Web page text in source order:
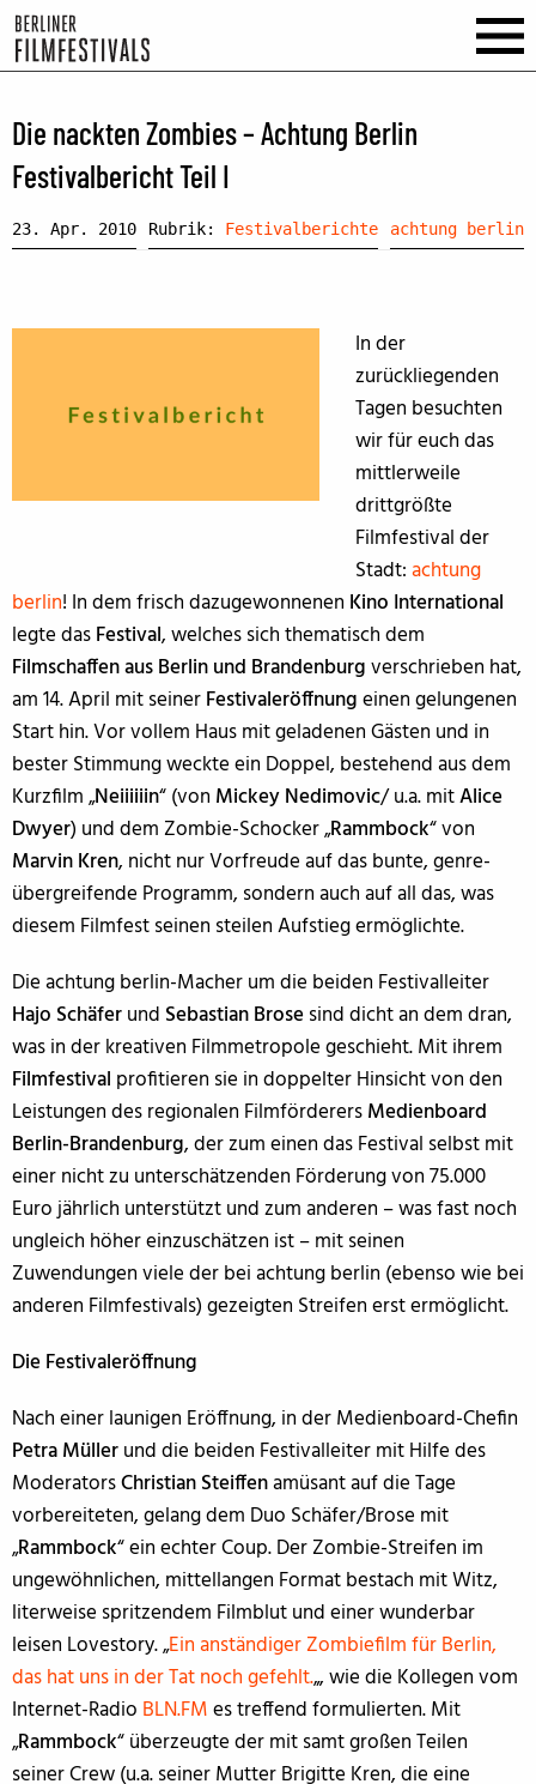
Die nackten Zombies – Achtung Berlin
Festivalbericht Teil I
23. Apr. 2010 Rubrik: Festivalberichte achtung berlin
In der
zurückliegenden
Tagen besuchten
wir für euch das
mittlerweile
drittgrößte
Filmfestival der
Stadt:achtung
berlin! In dem frisch dazugewonnenen Kino International
legte dasFestival, welches sich thematisch dem
Filmschaffen aus Berlin und Brandenburgverschrieben hat,
am 14. April mit seinerFestivaleröffnungeinen gelungenen
Start hin. Vor vollem Haus mit geladenen Gästen und in
bester Stimmung weckte ein Doppel, bestehend aus dem
Kurzfilm „Neiiiiiin“ (von Mickey Nedimovic/ u.a. mitAlice
Dwyer) und dem Zombie-Schocker „Rammbock“ von
Marvin Kren, nicht nur Vorfreude auf das bunte, genre-
übergreifende Programm, sondern auch auf all das, was
diesem Filmfest seinen steilen Aufstieg ermöglichte.
Die achtung berlin-Macher um die beiden Festivalleiter
Hajo Schäferund Sebastian Brosesind dicht an dem dran,
was in der kreativen Filmmetropole geschieht. Mit ihrem
Filmfestival profitieren sie in doppelter Hinsicht von den
Leistungen des regionalen FilmförderersMedienboard
Berlin-Brandenburg, der zum einen das Festival selbst mit
einer nicht zu unterschätzenden Förderung von 75.000
Euro jährlich unterstützt und zum anderen – was fast noch
ungleich höher einzuschätzen ist – mit seinen
Zuwendungen viele der bei achtung berlin (ebenso wie bei
anderen Filmfestivals) gezeigten Streifen erst ermöglicht.
Die Festivaleröffnung
Nach einer launigen Eröffnung, in der Medienboard-Chefin
Petra Müllerund die beiden Festivalleiter mit Hilfe des
ModeratorsChristian Steiffenamüsant auf die Tage
vorbereiteten, gelang dem Duo Schäfer/Brose mit
„Rammbock“ ein echter Coup. Der Zombie-Streifen im
ungewöhnlichen, mittellangen Format bestach mit Witz,
literweise spritzendem Filmblut und einer wunderbar
leisen Lovestory. „Ein anständiger Zombiefilm für Berlin,
das hat uns in der Tat noch gefehlt.„, wie die Kollegen vom
Internet-Radio BLN.FMes treffend formulierten. Mit
„Rammbock“ überzeugte der mit samt großen Teilen
seiner Crew (u.a. seiner Mutter Brigitte Kren, die eine